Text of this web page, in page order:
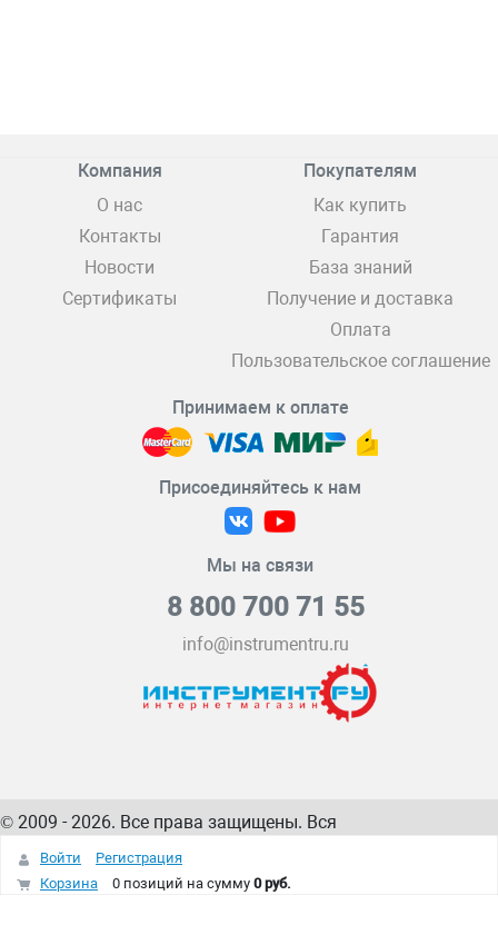
Компания
О нас
Контакты
Новости
Сертификаты
Покупателям
Как купить
Гарантия
База знаний
Получение и доставка
Оплата
Пользовательское соглашение
Принимаем к оплате
Присоединяйтесь к нам
Мы на связи
8 800 700 71 55
info@instrumentru.ru
© 2009 - 2026. Все права защищены. Вся
информация на сайте – собственность
интернет-магазина
Войти
Регистрация
Корзина
0 позиций на сумму 0 руб.